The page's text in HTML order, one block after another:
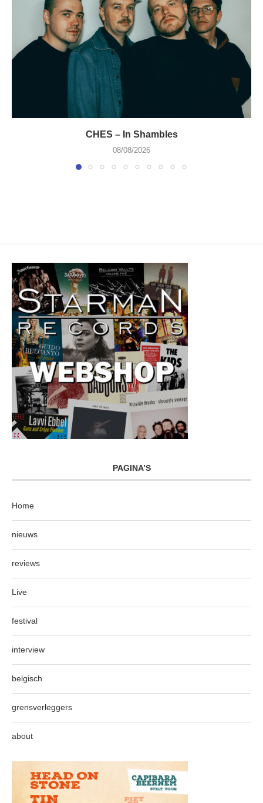
CHES – In Shambles
08/08/2026
PAGINA’S
Home
nieuws
reviews
Live
festival
interview
belgisch
grensverleggers
about